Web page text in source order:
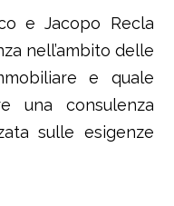
e Jacopo Recla
nell’ambito delle
e quale
una consulenza
sulle esigenze